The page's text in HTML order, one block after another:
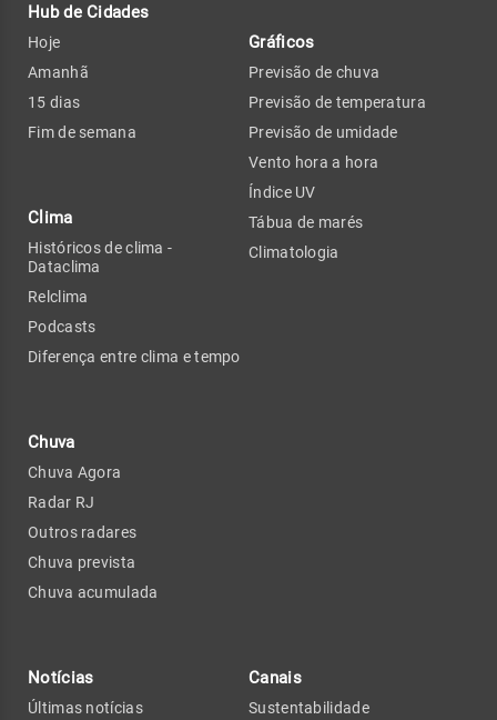
Hub de Cidades
Hoje
Amanhã
15 dias
Fim de semana
Clima
Históricos de clima -
Dataclima
Relclima
Podcasts
Diferença entre clima e tempo
Chuva
Chuva Agora
Radar RJ
Outros radares
Chuva prevista
Chuva acumulada
Gráficos
Previsão de chuva
Previsão de temperatura
Previsão de umidade
Vento hora a hora
Índice UV
Tábua de marés
Climatologia
Notícias
Últimas notícias
Canais
Sustentabilidade